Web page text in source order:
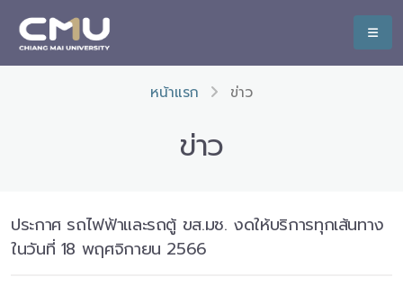
หน้าแรก ข่าว
ข่าว
ประกาศ รถไฟฟ้าและรถตู้ ขส.มช. งดให้บริการทุกเส้นทาง
ในวันที่ 18 พฤศจิกายน 2566